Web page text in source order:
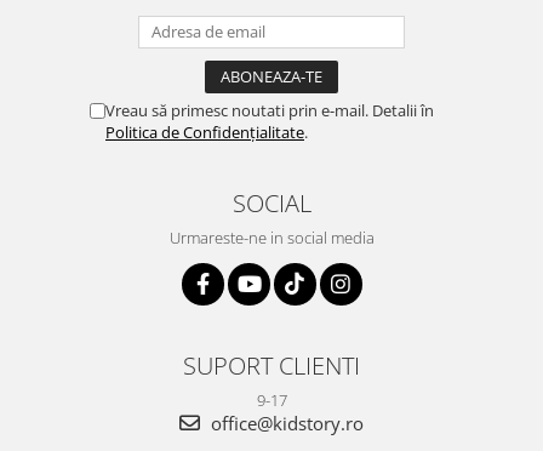
Vreau să primesc noutati prin e-mail. Detalii în
Politica de Confidențialitate.
SOCIAL
Urmareste-ne in social media
SUPORT CLIENTI
9-17
office@kidstory.ro